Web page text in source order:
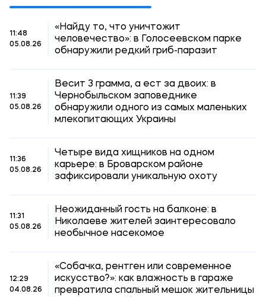
11:48
05.08.26
«Найду то, что уничтожит
человечество»: в Голосеевском парке
обнаружили редкий гриб-паразит
11:39
05.08.26
Весит 3 грамма, а ест за двоих: в
Чернобыльском заповеднике
обнаружили одного из самых маленьких
млекопитающих Украины
11:36
05.08.26
Четыре вида хищников на одном
карьере: в Броварском районе
зафиксировали уникальную охоту
11:31
05.08.26
Неожиданный гость на балконе: в
Николаеве жителей заинтересовало
необычное насекомое
12:29
04.08.26
«Собачка, рентген или современное
искусство?»: как влажность в гараже
превратила спальный мешок жительницы